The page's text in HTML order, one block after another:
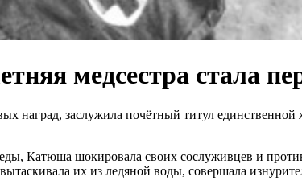
медсестра стала
наград, заслужила почётный титул
Катюша шокировала своих сослуживцев и
их из ледяной воды, совершала